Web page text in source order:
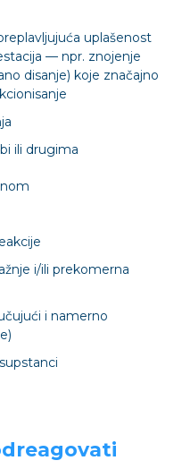
uplašenost
— npr. znojenje
disanje) koje značajno
ili drugima
i/ili prekomerna
i namerno